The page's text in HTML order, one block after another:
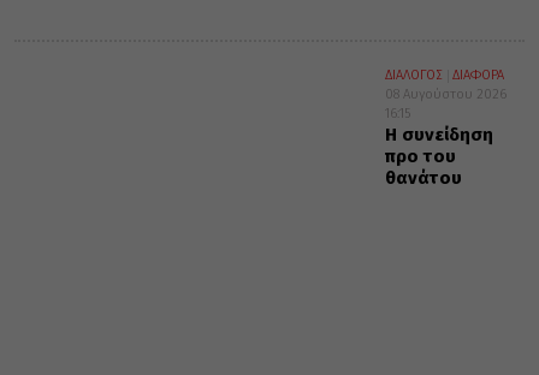
ΔΙΑΛΟΓΟΣ
ΔΙΑΦΟΡΑ
08 Αυγούστου 2026
16:15
Η συνείδηση
προ του
θανάτου